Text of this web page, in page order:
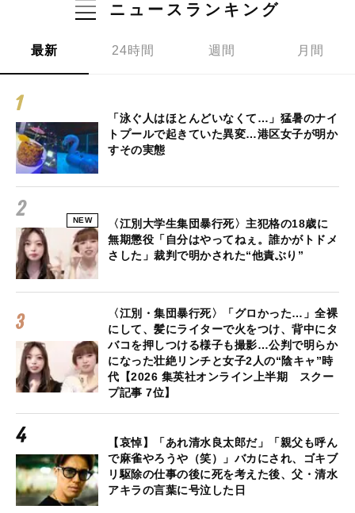
ニュースランキング
最新 24時間 週間 月間
「泳ぐ人はほとんどいなくて…」猛暑のナイ
トプールで起きていた異変…港区女子が明か
すその実態
NEW
〈江別大学生集団暴行死〉主犯格の18歳に
無期懲役「自分はやってねぇ。誰かがトドメ
さした」裁判で明かされた“他責ぶり”
〈江別・集団暴行死〉「グロかった…」全裸
にして、髪にライターで火をつけ、背中にタ
バコを押しつける様子も撮影…公判で明らか
になった壮絶リンチと女子2人の“陰キャ”時
代【2026 集英社オンライン上半期 スクー
プ記事 7位】
【哀悼】「あれ清水良太郎だ」「親父も呼ん
で麻雀やろうや（笑）」バカにされ、ゴキブ
リ駆除の仕事の後に死を考えた後、父・清水
アキラの言葉に号泣した日